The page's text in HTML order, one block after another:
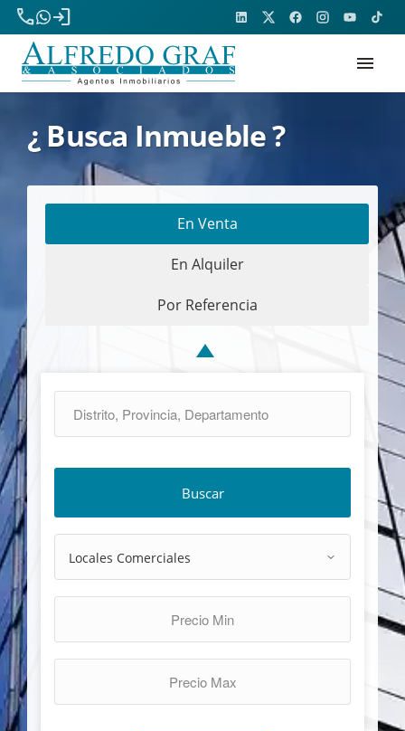
phone
login
menu
¿ Busca Inmueble ?
En Venta
En Alquiler
Por Referencia
Buscar